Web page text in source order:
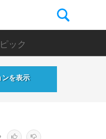
ック
を表示